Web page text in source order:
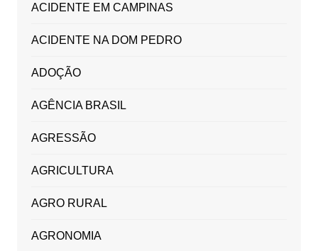
ACIDENTE EM CAMPINAS
ACIDENTE NA DOM PEDRO
ADOÇÃO
AGÊNCIA BRASIL
AGRESSÃO
AGRICULTURA
AGRO RURAL
AGRONOMIA